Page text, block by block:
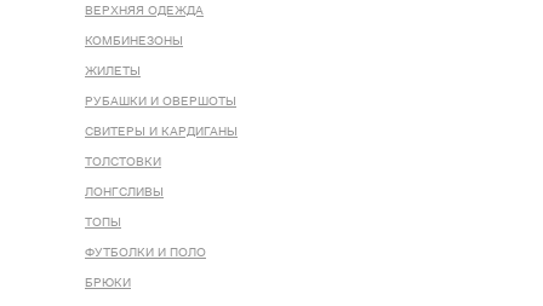
ВЕРХНЯЯ ОДЕЖДА
КОМБИНЕЗОНЫ
ЖИЛЕТЫ
РУБАШКИ И ОВЕРШОТЫ
СВИТЕРЫ И КАРДИГАНЫ
ТОЛСТОВКИ
ЛОНГСЛИВЫ
ТОПЫ
ФУТБОЛКИ И ПОЛО
БРЮКИ